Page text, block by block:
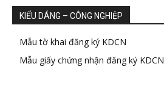
KIỂU DÁNG – CÔNG NGHIỆP
Mẫu tờ khai đăng ký KDCN
Mẫu giấy chứng nhận đăng ký KDCN